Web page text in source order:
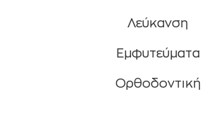
Λεύκανση
Εμφυτεύματα
Ορθοδοντική